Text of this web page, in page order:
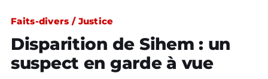
Faits-divers / Justice
Disparition de Sihem : un
suspect en garde à vue